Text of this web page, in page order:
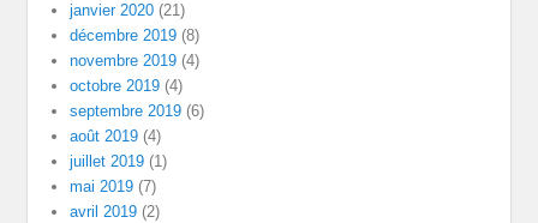
janvier 2020 (21)
décembre 2019 (8)
novembre 2019 (4)
octobre 2019 (4)
septembre 2019 (6)
août 2019 (4)
juillet 2019 (1)
mai 2019 (7)
avril 2019 (2)